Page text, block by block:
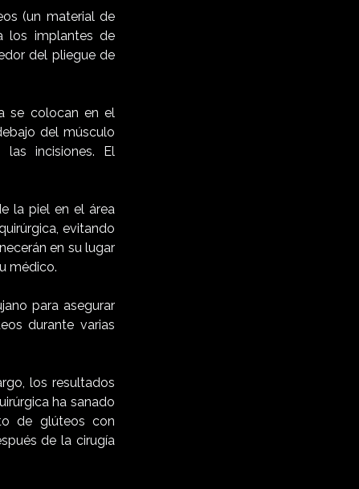
(un material de
los implantes de
del pliegue de
se colocan en el
del músculo
incisiones. El
la piel en el área
evitando
en su lugar
médico.
para asegurar
durante varias
los resultados
ha sanado
de glúteos con
de la cirugía